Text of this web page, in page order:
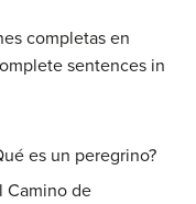
completas en
sentences in
es un peregrino?
Camino de